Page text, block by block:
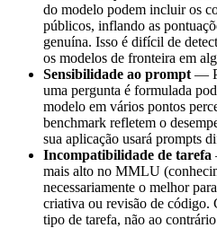
do modelo podem incluir os
públicos, inflando as
genuína. Isso é difícil de
os modelos de fronteira em
Sensibilidade ao prompt —
uma pergunta é formulada
modelo em vários pontos
benchmark refletem o
sua aplicação usará prompts
Incompatibilidade de tarefa
mais alto no MMLU
necessariamente o melhor
criativa ou revisão de código.
tipo de tarefa, não ao